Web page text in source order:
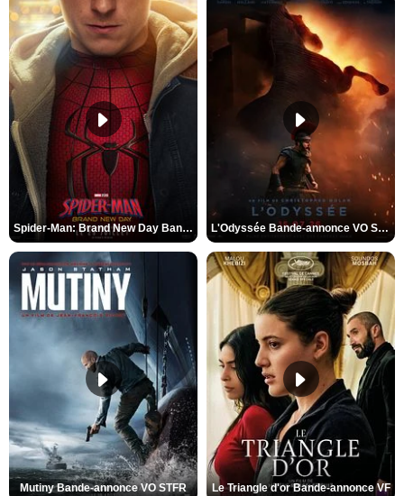
Spider-Man: Brand New Day Bande-annonce VO STFR L'Odyssée Bande-annonce VO STFR
Mutiny Bande-annonce VO STFR Le Triangle d'or Bande-annonce VF